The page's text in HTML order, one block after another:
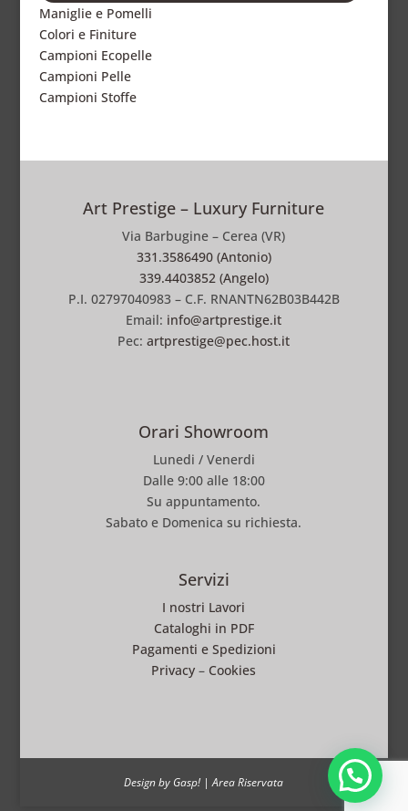
Maniglie e Pomelli
Colori e Finiture
Campioni Ecopelle
Campioni Pelle
Campioni Stoffe
Art Prestige – Luxury Furniture
Via Barbugine – Cerea (VR)
331.3586490 (Antonio)
339.4403852 (Angelo)
P.I. 02797040983 – C.F. RNANTN62B03B442B
Email: info@artprestige.it
Pec:artprestige@pec.host.it
Orari Showroom
Lunedi / Venerdi
Dalle 9:00 alle 18:00
Su appuntamento.
Sabato e Domenica su richiesta.
Servizi
I nostri Lavori
Cataloghi in PDF
Pagamenti e Spedizioni
Privacy – Cookies
Design by Gasp! |Area Riservata